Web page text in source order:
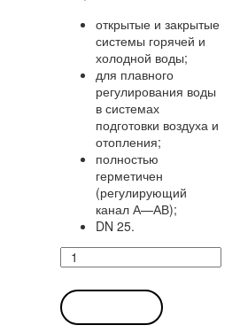
открытые и закрытые
системы горячей и
холодной воды;
для плавного
регулирования воды
в системах
подготовки воздуха и
отопления;
полностью
герметичен
(регулирующий
канал А—АВ);
DN 25.
Количество
товара
Кран
R522
Белимо